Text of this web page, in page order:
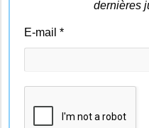
dernières
E-mail*